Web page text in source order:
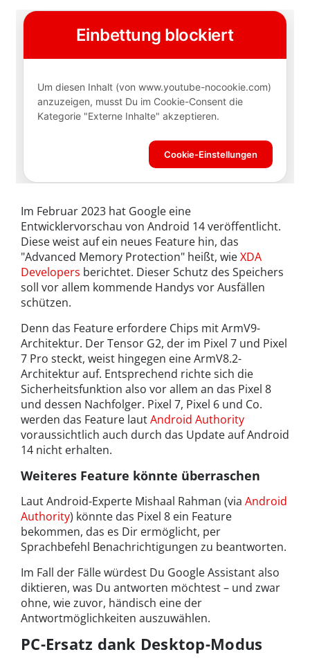
Im Februar 2023 hat Google eine
Entwicklervorschau von Android 14 veröffentlicht.
Diese weist auf ein neues Feature hin, das
"Advanced Memory Protection" heißt, wieXDA
Developers berichtet. Dieser Schutz des Speichers
soll vor allem kommende Handys vor Ausfällen
schützen.
Denn das Feature erfordere Chips mit ArmV9-
Architektur. Der Tensor G2, der im Pixel 7 und Pixel
7 Pro steckt, weist hingegen eine ArmV8.2-
Architektur auf. Entsprechend richte sich die
Sicherheitsfunktion also vor allem an das Pixel 8
und dessen Nachfolger. Pixel 7, Pixel 6 und Co.
werden das Feature lautAndroid Authority
voraussichtlich auch durch das Update auf Android
14 nicht erhalten.
Weiteres Feature könnte überraschen
Laut Android-Experte Mishaal Rahman (via Android
Authority) könnte das Pixel 8 ein Feature
bekommen, das es Dir ermöglicht, per
Sprachbefehl Benachrichtigungen zu beantworten.
Im Fall der Fälle würdest Du Google Assistant also
diktieren, was Du antworten möchtest – und zwar
ohne, wie zuvor, händisch eine der
Antwortmöglichkeiten auszuwählen.
PC-Ersatz dank Desktop-Modus